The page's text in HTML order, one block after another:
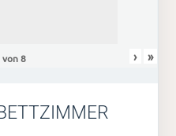
von8 › »